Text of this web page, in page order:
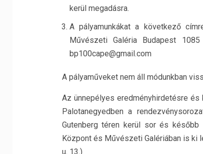
kerül megadásra.
A pályamunkákat a következő
Művészeti Galéria Budapest
bp100cape@gmail.com
A pályaműveket nem áll módunkban
Az ünnepélyes eredményhirdetésre
Palotanegyedben a
Gutenberg téren kerül sor és
Központ és Művészeti Galériában is ki
u. 13.)